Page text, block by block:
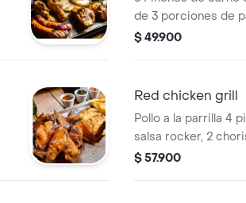
de 3 porciones de
aperas de queso,
$ 49.900
Red chicken grill
Pollo a la parrilla 4
salsa rocker, 2
dos arepas de
$ 57.900